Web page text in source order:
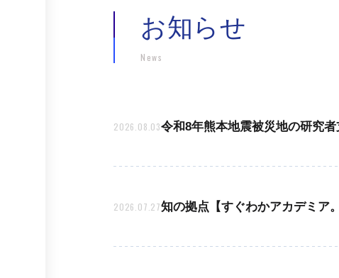
お知らせ
News
2026.08.03令和8年熊本地震被災地の研究
2026.07.27知の拠点【すぐわかアカデミア